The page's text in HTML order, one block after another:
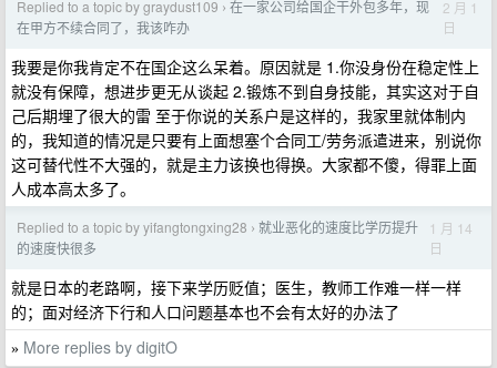
Replied to a topic by graydust109 › 在一家公司给国企干外包多年，现
在甲方不续合同了，我该咋办
2 月 1
日
我要是你我肯定不在国企这么呆着。原因就是 1.你没身份在稳定性上
就没有保障，想进步更无从谈起 2.锻炼不到自身技能，其实这对于自
己后期埋了很大的雷 至于你说的关系户是这样的，我家里就体制内
的，我知道的情况是只要有上面想塞个合同工/劳务派遣进来，别说你
这可替代性不大强的，就是主力该换也得换。大家都不傻，得罪上面
人成本高太多了。
Replied to a topic by yifangtongxing28 › 就业恶化的速度比学历提升
的速度快很多
1 月 14
日
就是日本的老路啊，接下来学历贬值；医生，教师工作难一样一样
的；面对经济下行和人口问题基本也不会有太好的办法了
» More replies by digitO